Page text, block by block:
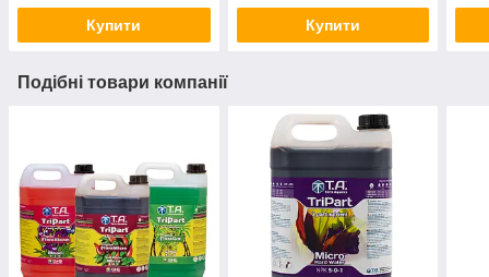
Купити Купити
Подібні товари компанії